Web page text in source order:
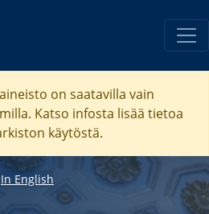
on saatavilla vain
Katso infosta lisää tietoa
käytöstä.
In English